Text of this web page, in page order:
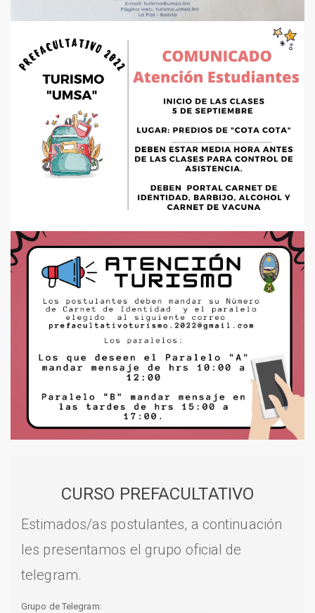
CURSO PREFACULTATIVO
Estimados/as postulantes, a continuación
les presentamos el grupo oficial de
telegram.
Grupo de Telegram: